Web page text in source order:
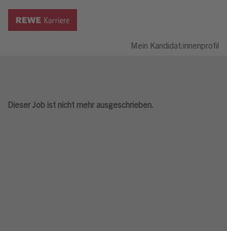
Mein Kandidat:innenprofil
Dieser Job ist nicht mehr ausgeschrieben.